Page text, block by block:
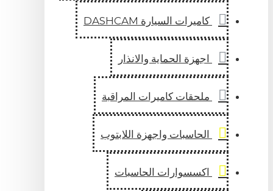
كاميرات السيارة DASHCAM
اجهزة الحماية والانذار
ملحقات كاميرات المراقبة
الحاسبات واجهزة اللابتوب
اكسسوارات الحاسبات